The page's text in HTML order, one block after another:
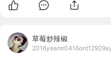
草莓炒辣椒